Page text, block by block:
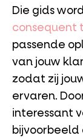
Die gids
consequent
passende
van jouw
zodat zij
ervaren.
interessant
bijvoorbeeld